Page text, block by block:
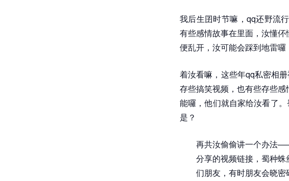
我后生囝时节嘛，qq还野流
有些感情故事在里面，汝懂
便乱开，汝可能会踩到地雷囉
着汝看嘛，这些年qq私密相
存些搞笑视频，也有些存些
能囉，他们就自家给汝看了
是？
再共汝偷偷讲一个办法
分享的视频链接，蜀种
们朋友，有时朋友会晓密